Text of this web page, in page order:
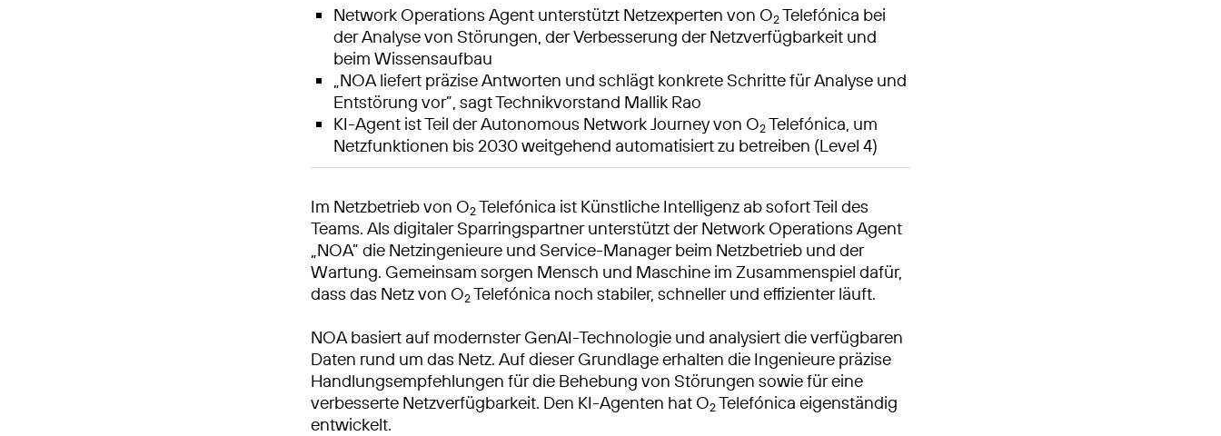
Network Operations Agent unterstützt Netzexperten von O2Telefónica bei
der Analyse von Störungen, der Verbesserung der Netzverfügbarkeit und
beim Wissensaufbau
„NOA liefert präzise Antworten und schlägt konkrete Schritte für Analyse und
Entstörung vor”, sagt Technikvorstand Mallik Rao
KI-Agent ist Teil der Autonomous Network Journey von O2Telefónica, um
Netzfunktionen bis 2030 weitgehend automatisiert zu betreiben (Level 4)
Im Netzbetrieb von O2Telefónica ist Künstliche Intelligenz ab sofort Teil des
Teams. Als digitaler Sparringspartner unterstützt der Network Operations Agent
„NOA” die Netzingenieure und Service-Manager beim Netzbetrieb und der
Wartung. Gemeinsam sorgen Mensch und Maschine im Zusammenspiel dafür,
dass das Netz von O2Telefónica noch stabiler, schneller und effizienter läuft.
NOA basiert auf modernster GenAI-Technologie und analysiert die verfügbaren
Daten rund um das Netz. Auf dieser Grundlage erhalten die Ingenieure präzise
Handlungsempfehlungen für die Behebung von Störungen sowie für eine
verbesserte Netzverfügbarkeit. Den KI-Agenten hat O2Telefónica eigenständig
entwickelt.